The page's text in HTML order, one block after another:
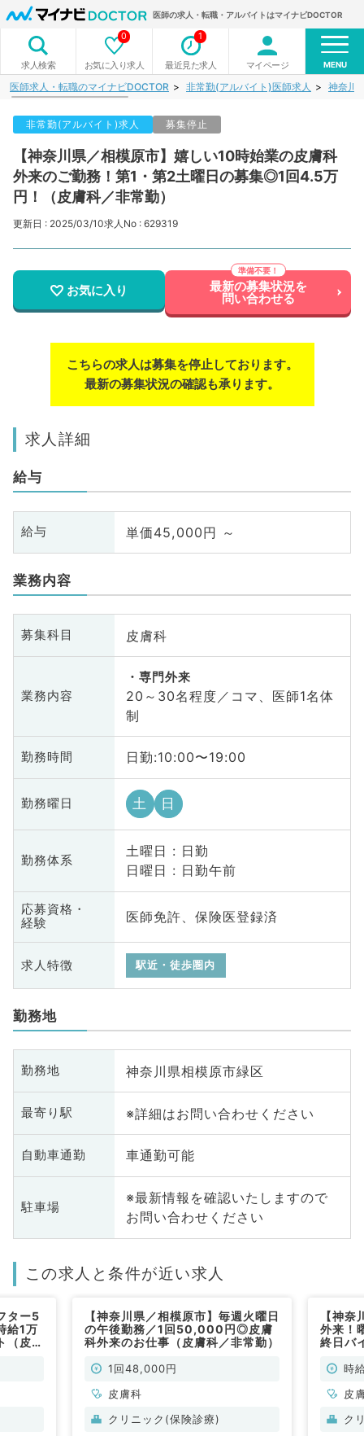
医師の求人・転職・アルバイトはマイナビDOCTOR
求人検索 お気に入り求人
0
最近見た求人
1
マイページ MENU
医師求人・転職のマイナビDOCTOR 非常勤(アルバイト)医師求人 神奈川
非常勤(アルバイト)求人 募集停止
【神奈川県／相模原市】嬉しい10時始業の皮膚科
外来のご勤務！第1・第2土曜日の募集◎1回4.5万
円！（皮膚科／非常勤）
更新日 : 2025/03/10求人No : 629319
お気に入り 最新の募集状況を
問い合わせる
こちらの求人は募集を停止しております。
最新の募集状況の確認も承ります。
求人詳細
給与
給与 単価45,000円 ～
業務内容
募集科目 皮膚科
業務内容
専門外来
20～30名程度／コマ、医師1名体
制
勤務時間 日勤:10:00〜19:00
勤務曜日 土 日
勤務体系
土曜日 : 日勤
日曜日 : 日勤午前
応募資格・
経験
医師免許、保険医登録済
求人特徴 駅近・徒歩圏内
勤務地
勤務地 神奈川県相模原市緑区
最寄り駅 ※詳細はお問い合わせください
自動車通勤 車通勤可能
駐車場
※最新情報を確認いたしますので
お問い合わせください
この求人と条件が近い求人
ター5
給1万
（皮膚
【神奈川県／相模原市】毎週火曜日
の午後勤務／1回50,000円◎皮膚
科外来のお仕事（皮膚科／非常勤）
1回48,000円
皮膚科
クリニック(保険診療)
【神
外来！
終日バ
時
皮
ク